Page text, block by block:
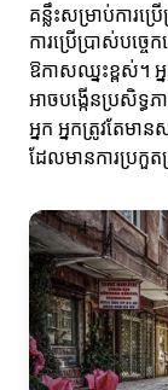
គន្លឹះសម្រាប់ការប្
ការប្រើប្រាស់បច្ច
ឱកាសឈ្នះខ្ពស់។ អ្
អាចបង្កើនប្រសិទ្ធ
អ្នក អ្នកត្រូវតែមា
ដែលមានការប្រកួត